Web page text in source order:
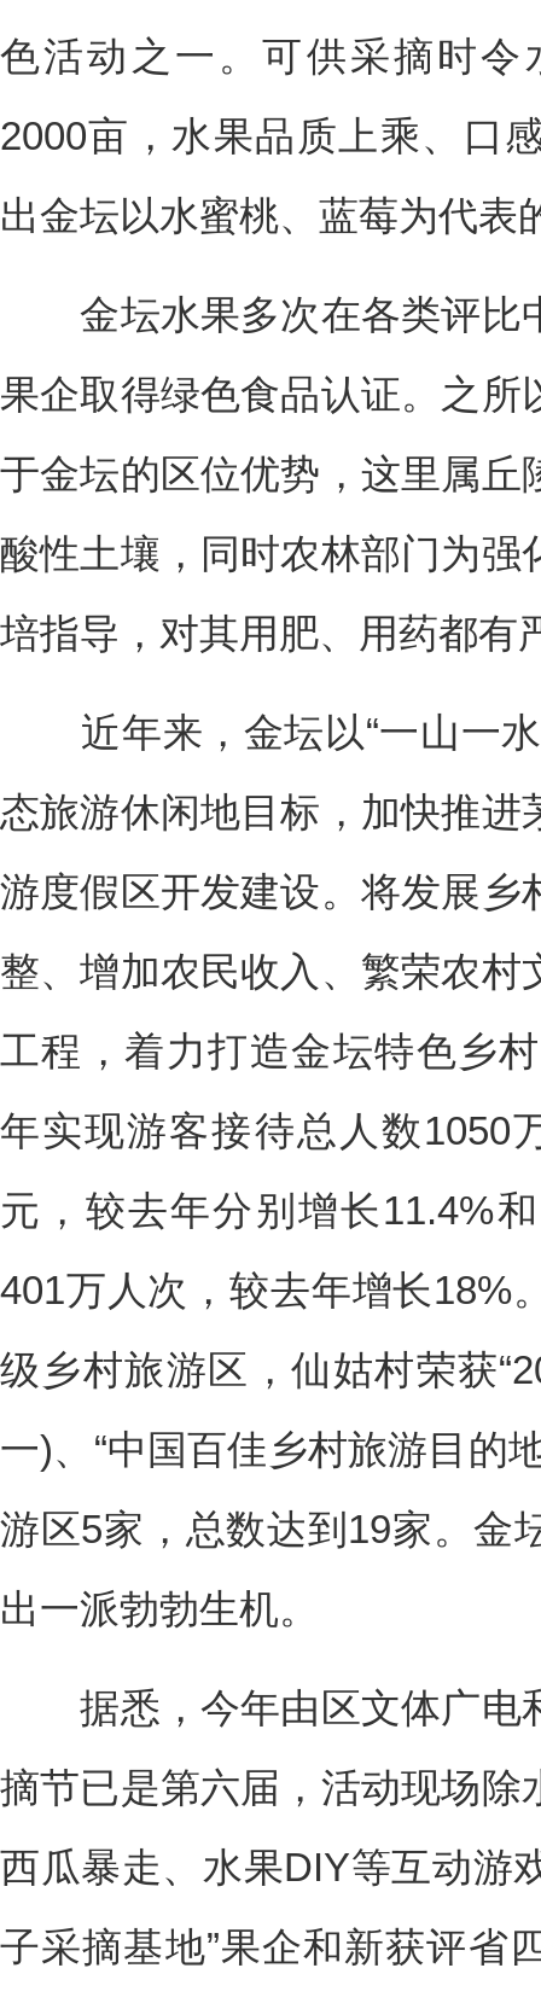
色活动之一。可供采摘时
2000亩，水果品质上乘、口
出金坛以水蜜桃、蓝莓为代表
金坛水果多次在各类评比
果企取得绿色食品认证。之
于金坛的区位优势，这里属丘
酸性土壤，同时农林部门为强
培指导，对其用肥、用药都有
近年来，金坛以“一山一水
态旅游休闲地目标，加快推
游度假区开发建设。将发展乡
整、增加农民收入、繁荣农
工程，着力打造金坛特色乡
年实现游客接待总人数1050
元，较去年分别增长11.4%
401万人次，较去年增长18%
级乡村旅游区，仙姑村荣获
一)、“中国百佳乡村旅游目的
游区5家，总数达到19家。金
出一派勃勃生机。
据悉，今年由区文体广电
摘节已是第六届，活动现场除
西瓜暴走、水果DIY等互动游
子采摘基地”果企和新获评省